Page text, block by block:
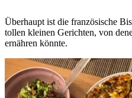
Überhaupt ist die französische
tollen kleinen Gerichten, von
ernähren könnte.